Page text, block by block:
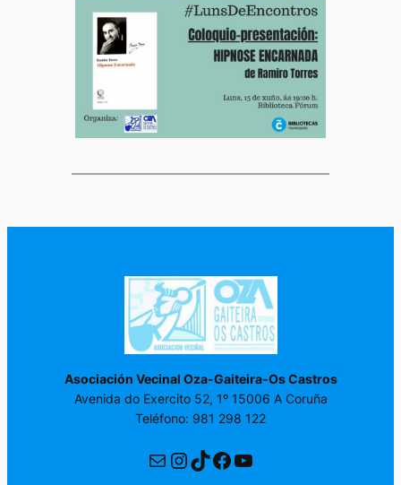
Asociación Vecinal Oza-Gaiteira-Os Castros
Avenida do Exercito 52, 1º 15006 A Coruña
Teléfono: 981 298 122
Correo electrónico
Instagram
TikTok
Facebook
YouTube